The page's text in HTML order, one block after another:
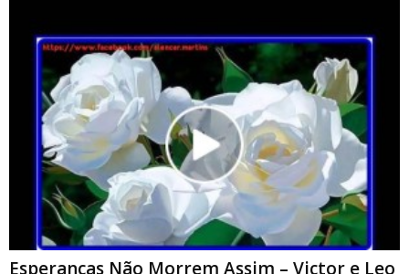
Esperanças Não Morrem Assim – Victor e Leo